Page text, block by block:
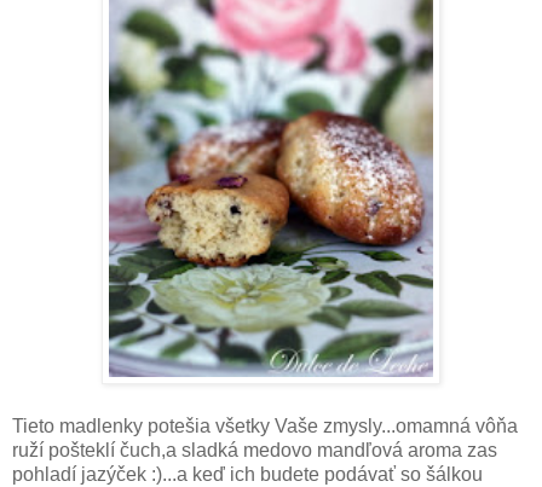
Tieto madlenky potešia všetky Vaše zmysly...omamná vôňa
ruží pošteklí čuch,a sladká medovo mandľová aroma zas
pohladí jazýček :)...a keď ich budete podávať so šálkou